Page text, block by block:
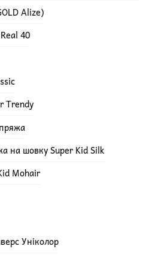
Alize)
40
Trendy
на шовку Super Kid Silk
Mohair
Уніколор